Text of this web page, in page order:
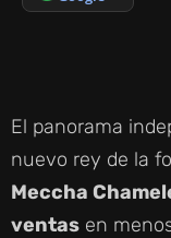
El panorama
nuevo rey de la
Meccha
ventas en